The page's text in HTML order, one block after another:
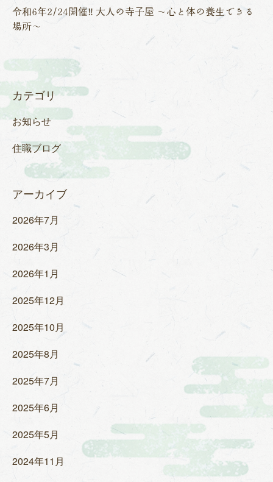
令和6年2/24開催‼ 大人の寺子屋 ～心と体の養生できる
場所～
カテゴリ
お知らせ
住職ブログ
アーカイブ
2026年7月
2026年3月
2026年1月
2025年12月
2025年10月
2025年8月
2025年7月
2025年6月
2025年5月
2024年11月